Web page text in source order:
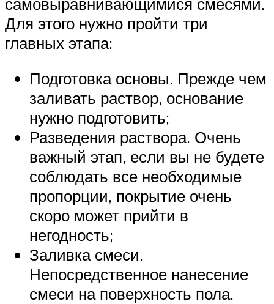
Для этого нужно пройти три
главных этапа:
Подготовка основы. Прежде чем
заливать раствор, основание
нужно подготовить;
Разведения раствора. Очень
важный этап, если вы не будете
соблюдать все необходимые
пропорции, покрытие очень
скоро может прийти в
негодность;
Заливка смеси.
Непосредственное нанесение
смеси на поверхность пола.